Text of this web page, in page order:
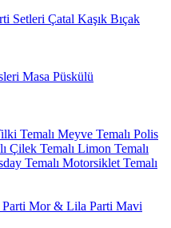
Setleri Çatal Kaşık Bıçak
Masa Püskülü
Temalı Meyve Temalı Polis
Çilek Temalı Limon Temalı
Temalı Motorsiklet Temalı
Parti Mor & Lila Parti Mavi